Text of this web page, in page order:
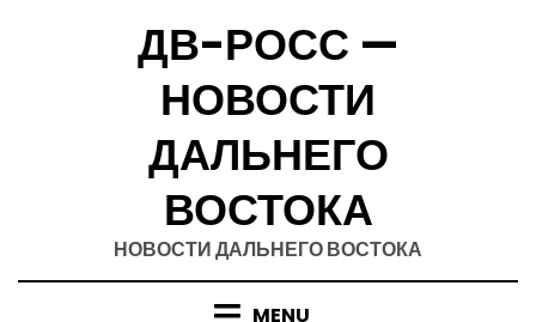
ДВ-РОСС —
НОВОСТИ
ДАЛЬНЕГО
ВОСТОКА
НОВОСТИ ДАЛЬНЕГО ВОСТОКА
MENU